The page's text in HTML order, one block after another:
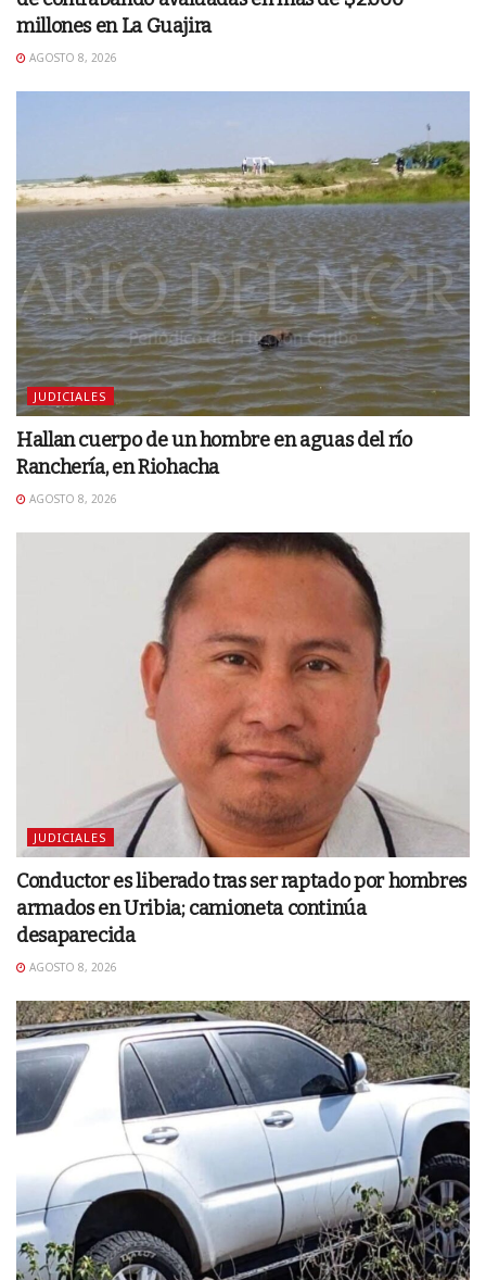
millones en La Guajira
AGOSTO 8, 2026
JUDICIALES
Hallan cuerpo de un hombre en aguas del río
Ranchería, en Riohacha
AGOSTO 8, 2026
JUDICIALES
Conductor es liberado tras ser raptado por hombres
armados en Uribia; camioneta continúa
desaparecida
AGOSTO 8, 2026